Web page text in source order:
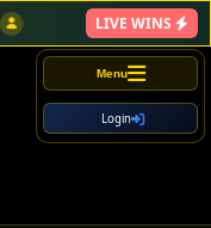
Menu
Login